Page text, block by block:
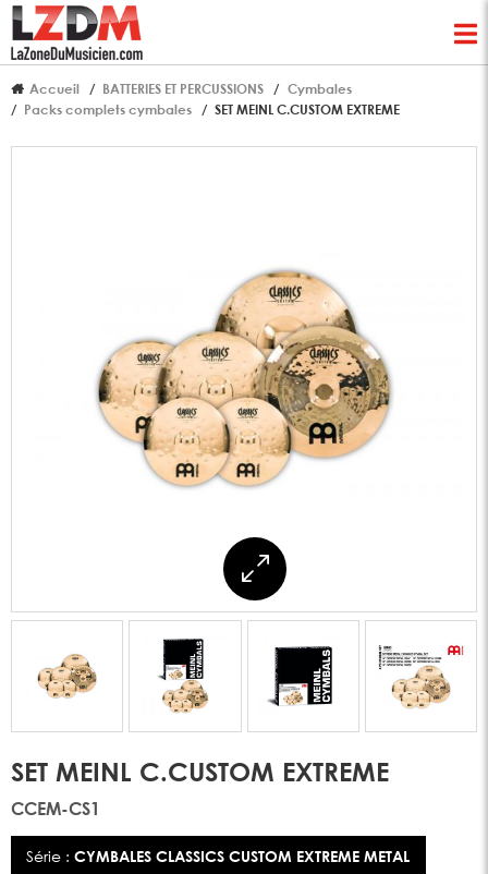
Accueil BATTERIES ET PERCUSSIONS
Cymbales
Packs complets cymbales
SET MEINL C.CUSTOM EXTREME
SET MEINL C.CUSTOM EXTREME
CCEM-CS1
Série :CYMBALES CLASSICS CUSTOM EXTREME METAL